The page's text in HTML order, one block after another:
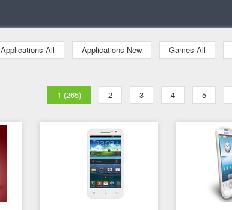
Applications-All Applications-New Games-All
1 (265) 2 3 4 5